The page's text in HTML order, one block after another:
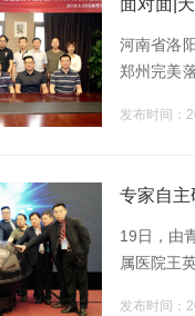
面对面|
河南省洛
郑州完美
观、经典
发布时间：
专家自主
19日，由
属医院王
发布时间：